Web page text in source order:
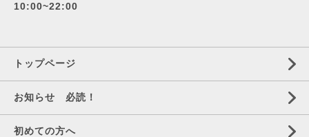
10:00~22:00
トップページ
お知らせ 必読！
初めての方へ